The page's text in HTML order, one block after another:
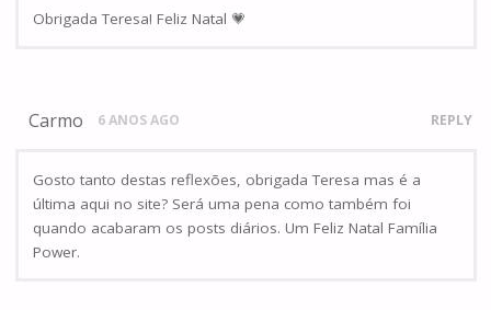
Obrigada Teresa! Feliz Natal 💗
Carmo 6 ANOS AGO REPLY
Gosto tanto destas reflexões, obrigada Teresa mas é a
última aqui no site? Será uma pena como também foi
quando acabaram os posts diários. Um Feliz Natal Família
Power.